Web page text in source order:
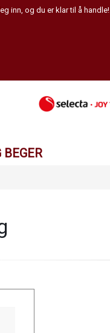
inn, og du er klar til å handle!
BEGER